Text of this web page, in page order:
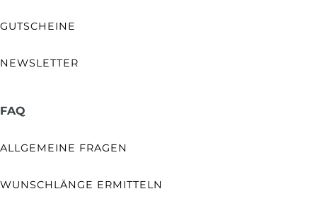
GUTSCHEINE
NEWSLETTER
FAQ
ALLGEMEINE FRAGEN
WUNSCHLÄNGE ERMITTELN